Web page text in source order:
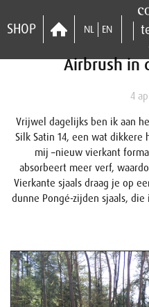
SHOP NL EN
Airbrush in
4
Vrijwel dagelijks ben ik aan
Silk Satin 14, een wat dikkere
mij –nieuw vierkant
absorbeert meer verf,
Vierkante sjaals draag je op
dunne Pongé-zijden sjaals,